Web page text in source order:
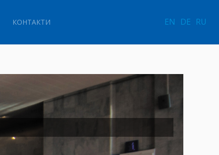
КОНТАКТИ EN DE RU